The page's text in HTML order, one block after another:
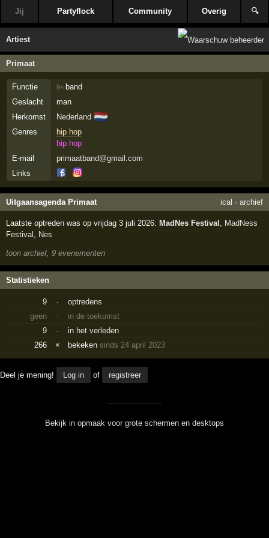
Jij Partyflock Community Overig 🔍
Artiest
Primaat
Functie 9× band
Geslacht
man
Herkomst
Nederland 🇳🇱
Genres
hip hop
hip hop
E-mail
primaatband@gmail.com
Links
Uitgaansagenda Primaat ical · archief
Laatste optreden was op vrijdag 3 juli 2026:MadNes Festival
MadNess
Festival
Nes
toon archief, 9 evenementen
Statistieken
9 ·
optredens
geen
·
in de toekomst
9
·
in het verleden
266
× bekekensinds 24 april 2023
Deel je mening! Log in of registreer
Bekijk in opmaak voor grote schermen en desktops